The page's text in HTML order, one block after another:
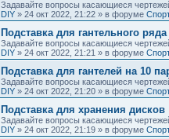
Задавайте вопросы касающиеся
DIY » 24 окт 2022, 21:22 » в форуме
Подставка для гантельного
Задавайте вопросы касающиеся
DIY » 24 окт 2022, 21:21 » в форуме
Подставка для гантелей на 10
Задавайте вопросы касающиеся
DIY » 24 окт 2022, 21:20 » в форуме
Подставка для хранения дисков
Задавайте вопросы касающиеся
DIY » 24 окт 2022, 21:19 » в форуме